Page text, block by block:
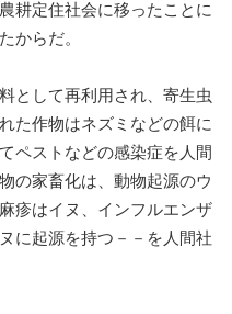
耕定住社会に移ったことに
からだ。
として再利用され、寄生虫
た作物はネズミなどの餌に
ペストなどの感染症を人間
の家畜化は、動物起源のウ
疹はイヌ、インフルエンザ
に起源を持つ－－を人間社